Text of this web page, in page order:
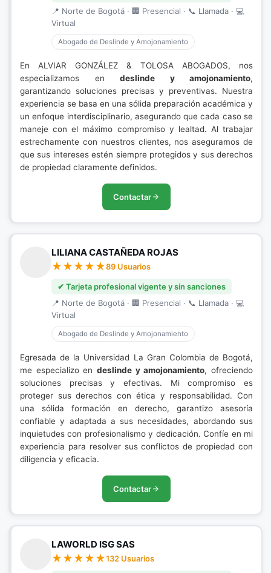
📍 Norte de Bogotá · 🏢 Presencial · 📞 Llamada · 💻
Virtual
Abogado de Deslinde y Amojonamiento
En ALVIAR GONZÁLEZ & TOLOSA ABOGADOS, nos
especializamos en deslinde y amojonamiento,
garantizando soluciones precisas y preventivas. Nuestra
experiencia se basa en una sólida preparación académica y
un enfoque interdisciplinario, asegurando que cada caso se
maneje con el máximo compromiso y lealtad. Al trabajar
estrechamente con nuestros clientes, nos aseguramos de
que sus intereses estén siempre protegidos y sus derechos
de propiedad claramente definidos.
Contactar
LILIANA CASTAÑEDA ROJAS
89 Usuarios
✔ Tarjeta profesional vigente y sin sanciones
📍 Norte de Bogotá · 🏢 Presencial · 📞 Llamada · 💻
Virtual
Abogado de Deslinde y Amojonamiento
Egresada de la Universidad La Gran Colombia de Bogotá,
me especializo en deslinde y amojonamiento, ofreciendo
soluciones precisas y efectivas. Mi compromiso es
proteger sus derechos con ética y responsabilidad. Con
una sólida formación en derecho, garantizo asesoría
confiable y adaptada a sus necesidades, abordando sus
inquietudes con profesionalismo y dedicación. Confíe en mi
experiencia para resolver sus conflictos de propiedad con
diligencia y eficacia.
Contactar
LAWORLD ISG SAS
132 Usuarios